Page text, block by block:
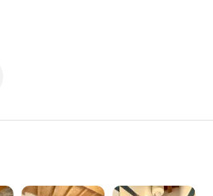
cui sia effettuata per un gruppo di
a penali/rimborsi.